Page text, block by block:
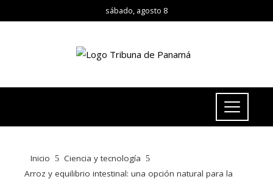
sábado, agosto 8
Inicio
Ciencia y tecnología
Arroz y equilibrio intestinal: una opción natural para la